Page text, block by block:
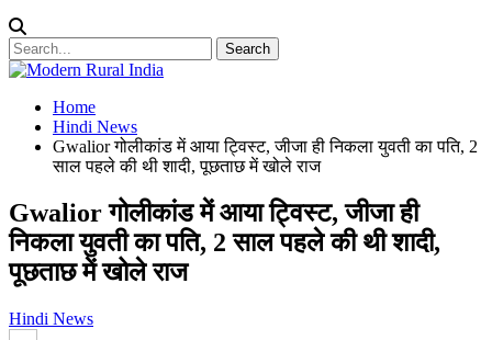
Home
Hindi News
Gwalior गोलीकांड में आया ट्विस्ट, जीजा ही निकला युवती का पति, 2
साल पहले की थी शादी, पूछताछ में खोले राज
Gwalior गोलीकांड में आया ट्विस्ट, जीजा ही
निकला युवती का पति, 2 साल पहले की थी शादी,
पूछताछ में खोले राज
Hindi News